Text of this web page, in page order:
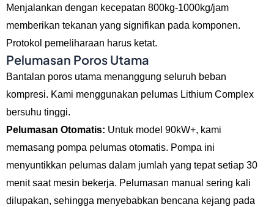
Menjalankan dengan kecepatan 800kg-1000kg/jam
memberikan tekanan yang signifikan pada komponen.
Protokol pemeliharaan harus ketat.
Pelumasan Poros Utama
Bantalan poros utama menanggung seluruh beban
kompresi. Kami menggunakan pelumas Lithium Complex
bersuhu tinggi.
Pelumasan Otomatis: Untuk model 90kW+, kami
memasang pompa pelumas otomatis. Pompa ini
menyuntikkan pelumas dalam jumlah yang tepat setiap 30
menit saat mesin bekerja. Pelumasan manual sering kali
dilupakan, sehingga menyebabkan bencana kejang pada